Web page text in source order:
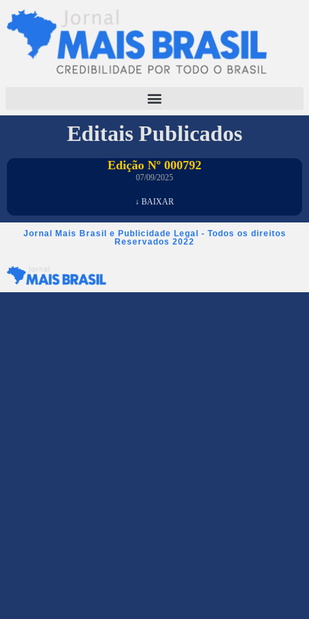
Editais Publicados
Edição Nº 000792
07/09/2025
↓ BAIXAR
Jornal Mais Brasil e Publicidade Legal - Todos os direitos
Reservados 2022